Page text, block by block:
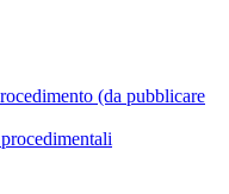
(da pubblicare